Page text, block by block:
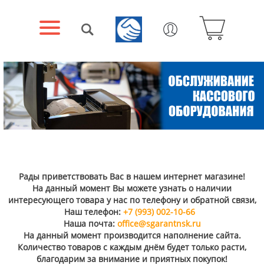
Рады приветствовать Вас в нашем интернет магазине!
На данный момент Вы можете узнать о наличии
интересующего товара у нас по телефону и обратной связи,
Наш телефон: +7 (993) 002-10-66
Наша почта: office@sgarantnsk.ru
На данный момент производится наполнение сайта.
Количество товаров с каждым днём будет только расти,
благодарим за внимание и приятных покупок!